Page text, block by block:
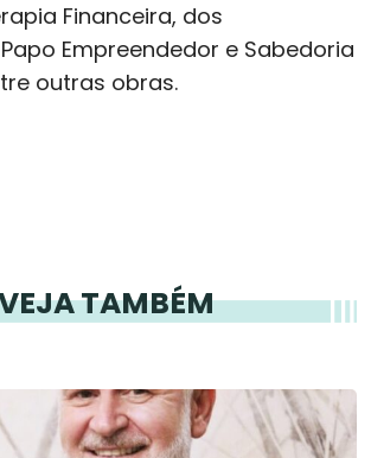
Financeira, dos
Empreendedor e Sabedoria
outras obras.
TAMBÉM